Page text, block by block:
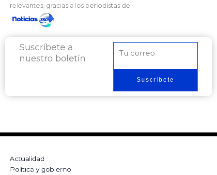
relevantes, gracias a los periodistas de
Suscríbete a
nuestro boletín
electrónico
Suscríbete
Actualidad
Política y gobierno